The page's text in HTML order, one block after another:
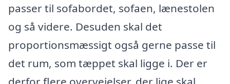
passer til sofabordet, sofaen, lænestolen
og så videre. Desuden skal det
proportionsmæssigt også gerne passe til
det rum, som tæppet skal ligge i. Der er